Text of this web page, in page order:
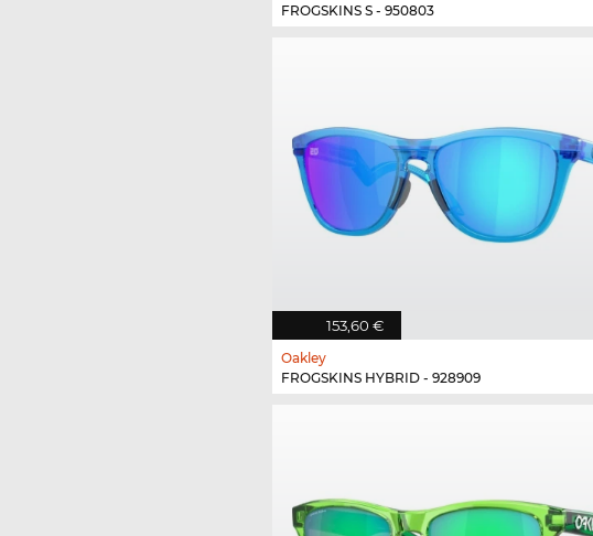
FROGSKINS S - 950803
153,60 €
Oakley
FROGSKINS HYBRID - 928909